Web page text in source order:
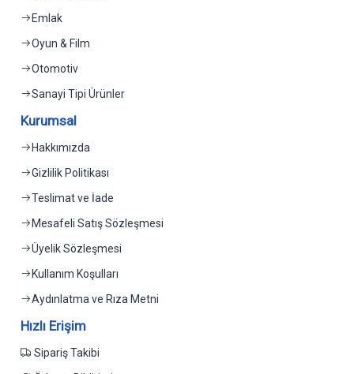
Emlak
Oyun & Film
Otomotiv
Sanayi Tipi Ürünler
Kurumsal
Hakkımızda
Gizlilik Politikası
Teslimat ve İade
Mesafeli Satış Sözleşmesi
Üyelik Sözleşmesi
Kullanım Koşulları
Aydınlatma ve Rıza Metni
Hızlı Erişim
Sipariş Takibi